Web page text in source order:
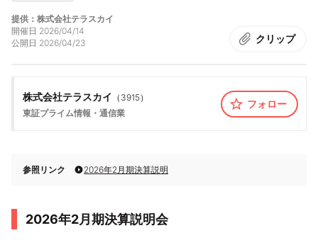
提供：株式会社テラスカイ
開催日 2026/04/14
公開日 2026/04/23 クリップ
株式会社テラスカイ （ 3915）
東証プライム情報・通信業
フォロー
参照リンク 2026年2月期決算説明
2026年2月期決算説明会